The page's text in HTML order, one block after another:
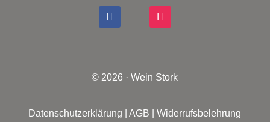
© 2026 · Wein Stork
Datenschutzerklärung |AGB |Widerrufsbelehrung